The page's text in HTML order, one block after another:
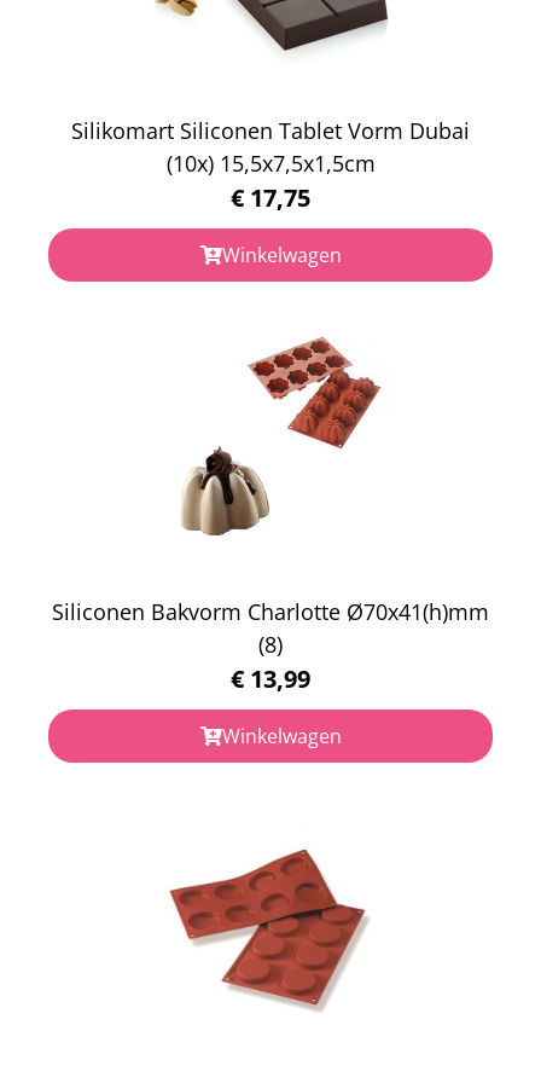
Silikomart Siliconen Tablet Vorm Dubai
(10x) 15,5x7,5x1,5cm
€ 17,75
Winkelwagen
Siliconen Bakvorm Charlotte Ø70x41(h)mm
(8)
€ 13,99
Winkelwagen